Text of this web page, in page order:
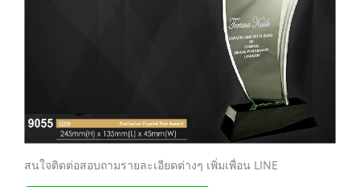
สนใจติดต่อสอบถามรายละเอียดต่างๆ เพิ่มเพื่อน LINE